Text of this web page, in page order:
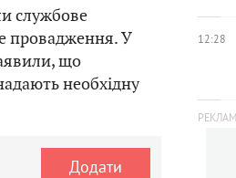
службове
провадження. У
що
необхідну
Додати
12:28